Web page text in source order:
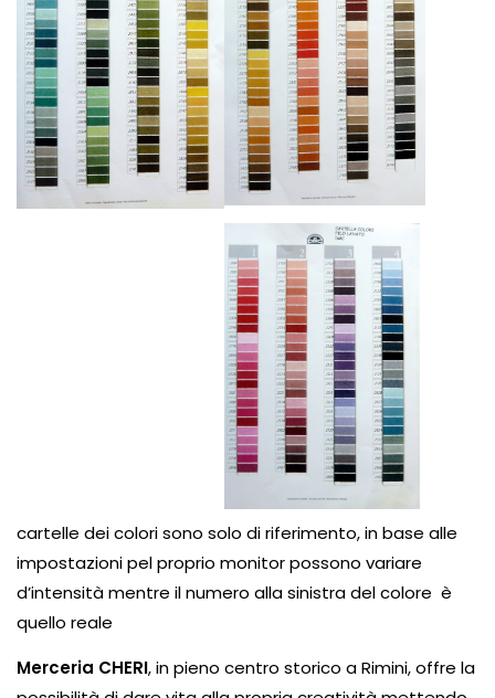
cartelle dei colori sono solo di riferimento, in base alle
impostazioni pel proprio monitor possono variare
d’intensità mentre il numero alla sinistra del colore è
quello reale
Merceria CHERI, in pieno centro storico a Rimini, offre la